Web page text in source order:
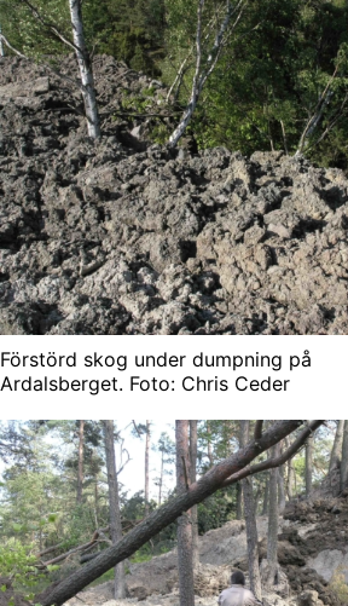
Förstörd skog under dumpning på
Ardalsberget. Foto: Chris Ceder